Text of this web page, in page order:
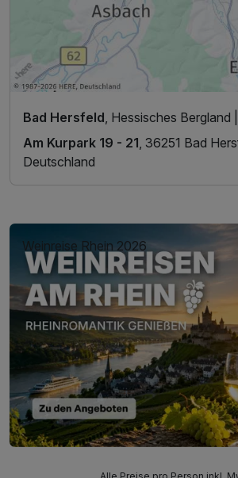
Bad Hersfeld, Hessisches Bergland
Am Kurpark 19 - 21, 36251 Bad
Deutschland
Weinreise Rhein 2026